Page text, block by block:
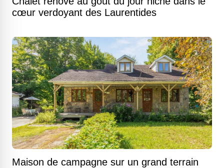
cœur verdoyant des Laurentides
Maison de campagne sur un grand terrain